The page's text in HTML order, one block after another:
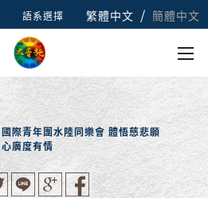
語系選擇 繁體中文 / 簡體中文
國際青年團水陸同樂會 體悟慈悲願
心廣度有情